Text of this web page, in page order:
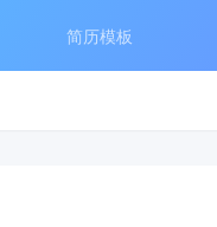
简历模板